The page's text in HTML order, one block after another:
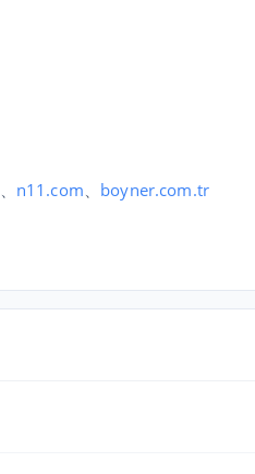
、 n11.com、 boyner.com.tr